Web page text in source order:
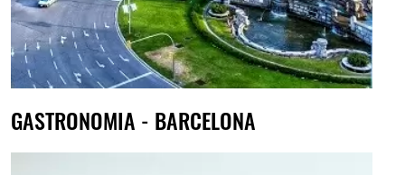
GASTRONOMIA - BARCELONA